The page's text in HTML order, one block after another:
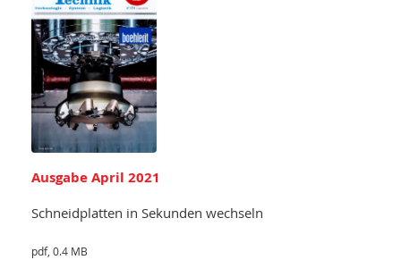
Ausgabe April 2021
Schneidplatten in Sekunden wechseln
pdf, 0.4 MB